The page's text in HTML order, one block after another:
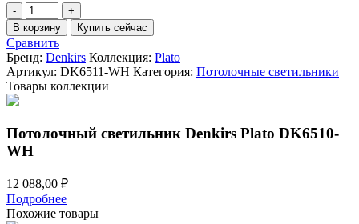
Количество
товара
Потолочный
светильник
Denkirs
Plato
DK6511-
В корзину Купить сейчас
Сравнить
Бренд: Denkirs Коллекция: Plato
Артикул: DK6511-WH Категория: Потолочные светильники
Товары коллекции
Потолочный светильник Denkirs Plato DK6510-
WH
12 088,00 ₽
Подробнее
Похожие товары